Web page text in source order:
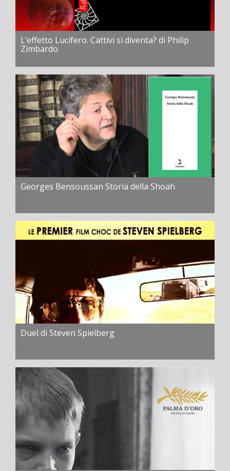
L’effetto Lucifero. Cattivi si diventa? di Philip
Zimbardo
Georges Bensoussan Storia della Shoah
Duel di Steven Spielberg